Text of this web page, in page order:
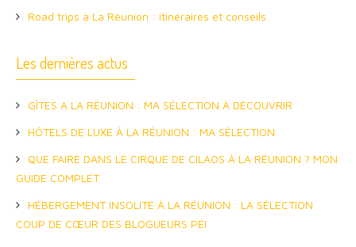
Road trips à La Réunion : itinéraires et conseils
Les dernières actus
GÎTES A LA RÉUNION : MA SÉLECTION À DÉCOUVRIR
HÔTELS DE LUXE À LA RÉUNION : MA SÉLECTION
QUE FAIRE DANS LE CIRQUE DE CILAOS À LA RÉUNION ? MON
GUIDE COMPLET
HÉBERGEMENT INSOLITE À LA RÉUNION : LA SÉLECTION
COUP DE CŒUR DES BLOGUEURS PÉI